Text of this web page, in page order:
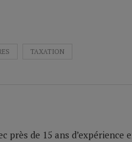
TAXATION
près de 15 ans d’expérience